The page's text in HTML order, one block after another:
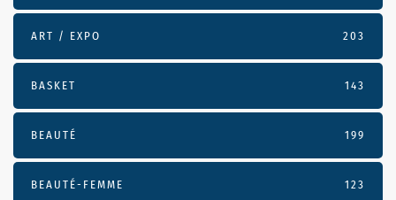
ART / EXPO 203
BASKET 143
BEAUTÉ 199
BEAUTÉ-FEMME 123